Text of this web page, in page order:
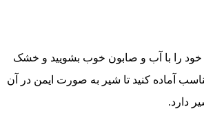
را با آب و صابون خوب بشویید و خشک
آماده کنید تا شیر به صورت ایمن در آن
دارد.